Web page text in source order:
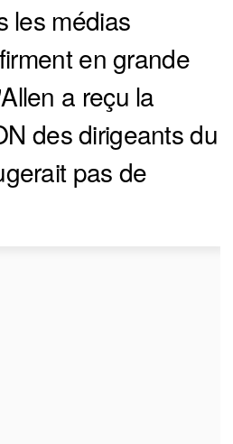
les médias
en grande
a reçu la
des dirigeants du
pas de